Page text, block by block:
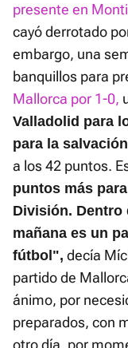
presente en
cayó derrotado
embargo, una
banquillos para
Mallorca por 1-0,
Valladolid para
para la
a los 42 puntos.
puntos más
División. Dentro
mañana es un
fútbol", decía
partido de
ánimo, por
preparados, con
otro día, por